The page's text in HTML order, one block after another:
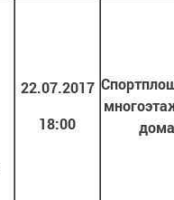
22.07.2017
18:00
дома